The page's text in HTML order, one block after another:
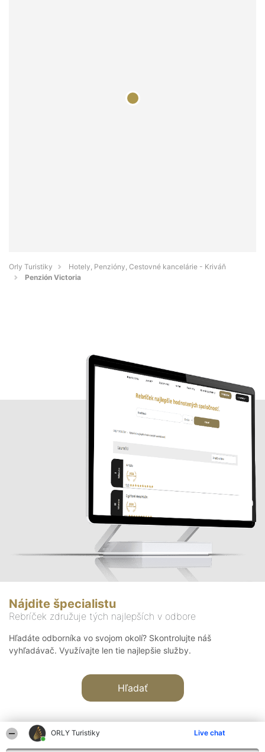
ORLY Turistiky Live chat
Orly Turistiky
Hotely, Penzióny, Cestovné kancelárie - Kriváň
Penzión Victoria
Nájdite špecialistu
Rebríček združuje tých najlepších v odbore
Hľadáte odborníka vo svojom okolí? Skontrolujte náš
vyhľadávač. Využívajte len tie najlepšie služby.
Hľadať